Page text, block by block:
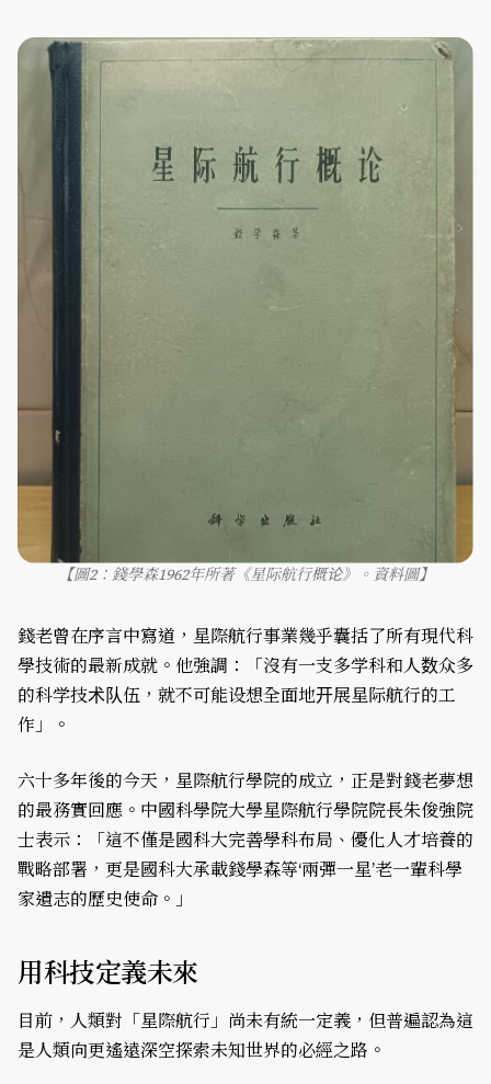
【圖2：錢學森1962年所著《星际航行概论》。資料圖】
錢老曾在序言中寫道，星際航行事業幾乎囊括了所有現代科
學技術的最新成就。他強調：「沒有一支多学科和人数众多
的科学技术队伍，就不可能设想全面地开展星际航行的工
作」。
六十多年後的今天，星際航行學院的成立，正是對錢老夢想
的最務實回應。中國科學院大學星際航行學院院長朱俊強院
士表示：「這不僅是國科大完善學科布局、優化人才培養的
戰略部署，更是國科大承載錢學森等‘兩彈一星’老一輩科學
家遺志的歷史使命。」
用科技定義未來
目前，人類對「星際航行」尚未有統一定義，但普遍認為這
是人類向更遙遠深空探索未知世界的必經之路。